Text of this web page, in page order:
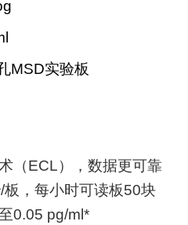
MSD实验板
（ECL），数据更可靠
，每小时可读板50块
0.05 pg/ml*